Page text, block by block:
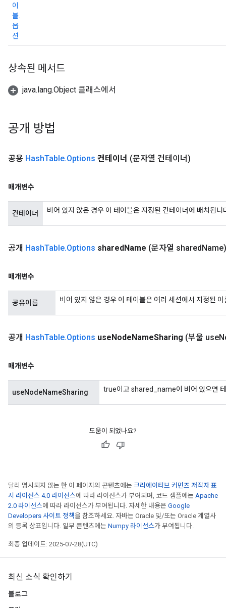
이
블.
옵
션
상속된 메서드
java.lang.Object 클래스에서
공개 방법
공용 HashTable.Options 컨테이너 (문자열 컨테이너)
매개변수
컨테이너 비어 있지 않은 경우 이 테이블은 지정된 컨테이너에 배치됩
공개 HashTable.Options sharedName (문자열 sharedName)
매개변수
공유이름 비어 있지 않은 경우 이 테이블은 여러 세션에서 지정된
공개 HashTable.Options useNodeNameSharing (부울 use
매개변수
useNodeNameSharing true이고 shared_name이 비어 있으면
도움이 되었나요?
달리 명시되지 않는 한 이 페이지의 콘텐츠에는 크리에이티브 커먼즈 저작자 표
시 라이선스 4.0 라이선스에 따라 라이선스가 부여되며, 코드 샘플에는 Apache
2.0 라이선스에 따라 라이선스가 부여됩니다. 자세한 내용은 Google
Developers 사이트 정책을 참조하세요. 자바는 Oracle 및/또는 Oracle 계열사
의 등록 상표입니다. 일부 콘텐츠에는 Numpy 라이선스가 부여됩니다.
최종 업데이트: 2025-07-28(UTC)
최신 소식 확인하기
블로그